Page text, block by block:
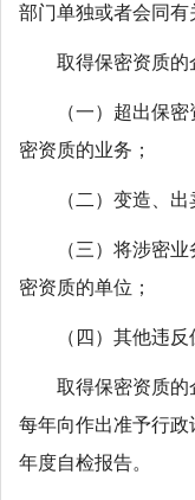
部门单独或者会同有
取得保密资质的
（一）超出保
密资质的业务；
（二）变造、
（三）将涉密
密资质的单位；
（四）其他违
取得保密资质的
每年向作出准予行
年度自检报告。